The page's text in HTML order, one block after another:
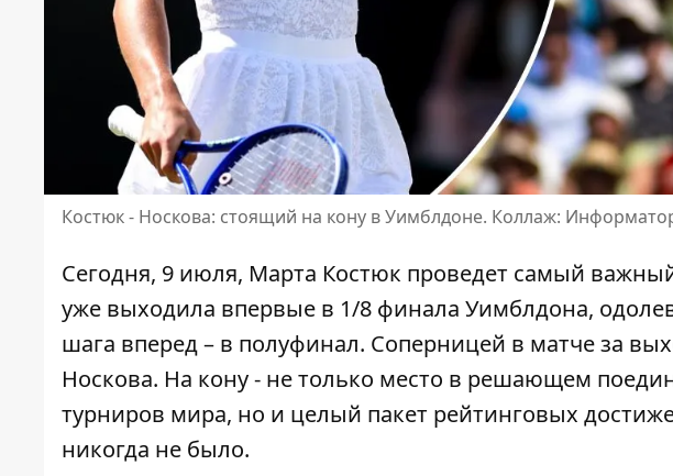
Костюк - Носкова: стоящий на кону в Уимблдоне. Коллаж:
Сегодня, 9 июля, Марта Костюк проведет самый
уже выходила впервые в 1/8 финала Уимблдона,
шага вперед – в полуфинал. Соперницей в матче за
Носкова. На кону - не только место в решающем
турниров мира, но и целый пакет рейтинговых
никогда не было.